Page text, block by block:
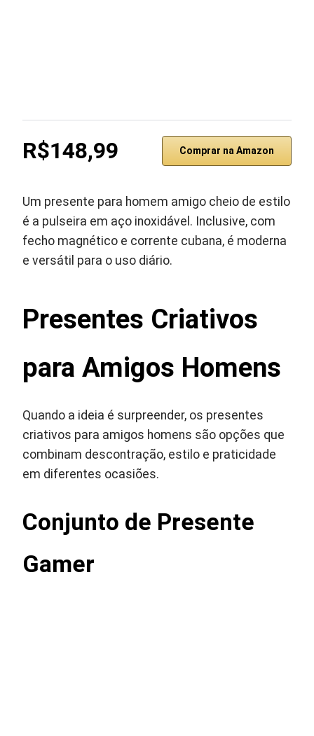
R$148,99 Comprar na Amazon
Um presente para homem amigo cheio de estilo
é a pulseira em aço inoxidável. Inclusive, com
fecho magnético e corrente cubana, é moderna
e versátil para o uso diário.
Presentes Criativos
para Amigos Homens
Quando a ideia é surpreender, os presentes
criativos para amigos homens são opções que
combinam descontração, estilo e praticidade
em diferentes ocasiões.
Conjunto de Presente
Gamer